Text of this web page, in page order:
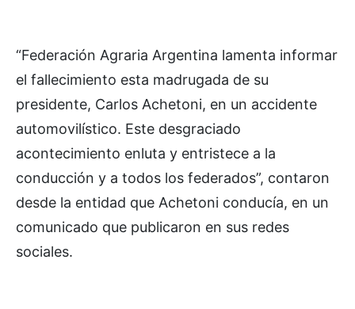
“Federación Agraria Argentina lamenta informar
el fallecimiento esta madrugada de su
presidente, Carlos Achetoni, en un accidente
automovilístico. Este desgraciado
acontecimiento enluta y entristece a la
conducción y a todos los federados”, contaron
desde la entidad que Achetoni conducía, en un
comunicado que publicaron en sus redes
sociales.